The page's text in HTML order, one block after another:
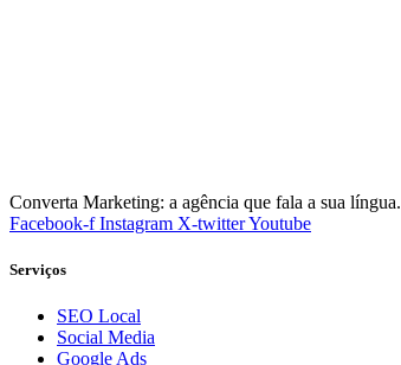
Converta Marketing: a agência que fala a sua língua.
Facebook-f Instagram X-twitterYoutube
Serviços
SEO Local
Social Media
Google Ads